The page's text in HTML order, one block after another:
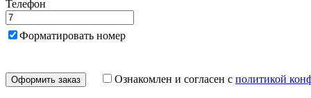
Телефон
Форматировать номер
Ознакомлен и согласен с политикой